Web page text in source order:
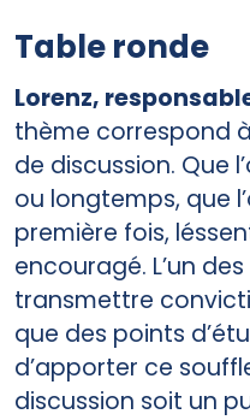
Table ronde
Lorenz,
thème correspond
de discussion. Que
ou longtemps, que
première fois,
encouragé. L’un
transmettre
que des points
d’apporter ce
discussion soit un